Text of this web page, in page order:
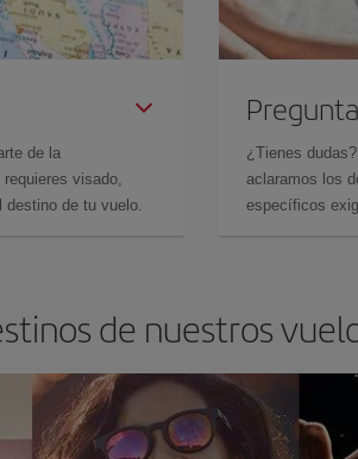
de la
visado,
de tu vuelo.
¿Tienes
aclaramos los
específicos
de nuestros